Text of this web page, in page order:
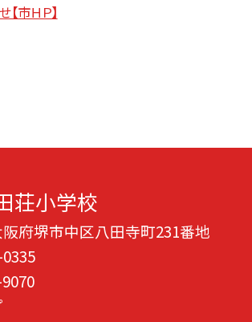
市ＨＰ】
荘小学校
阪府堺市中区八田寺町231番地